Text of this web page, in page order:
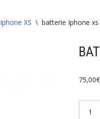
Iphone XS \ batterie Iphone xs
75,00€